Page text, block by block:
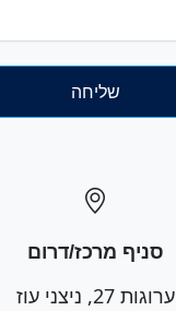
סניף מרכז/דרום
ערוגות 27, ניצני עוז